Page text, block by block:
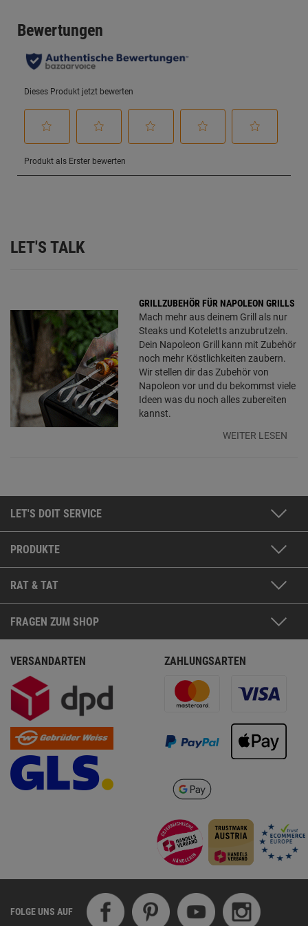
LET'S TALK
GRILLZUBEHÖR FÜR NAPOLEON GRILLS
Mach mehr aus deinem Grill als nur
Steaks und Koteletts anzubrutzeln.
Dein Napoleon Grill kann mit Zubehör
noch mehr Köstlichkeiten zaubern.
Wir stellen dir das Zubehör von
Napoleon vor und du bekommst viele
Ideen was du noch alles zubereiten
kannst.
WEITER LESEN
LET'S DOIT SERVICE
PRODUKTE
RAT & TAT
FRAGEN ZUM SHOP
VERSANDARTEN ZAHLUNGSARTEN
FOLGE UNS AUF